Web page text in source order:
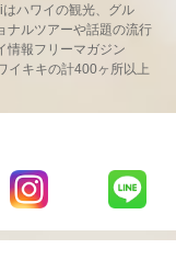
ハワイの観光、グル
ナルツアーや話題の流行
情報フリーマガジン
イキキの計400ヶ所以上
LaniLani
LaniLani